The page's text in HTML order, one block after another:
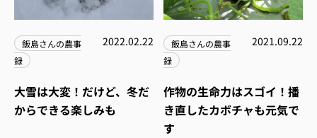
飯島さんの農事
録
2022.02.22
大雪は大変！だけど、冬だ
からできる楽しみも
飯島さんの農事
録
2021.09.22
作物の生命力はスゴイ！播
き直したカボチャも元気で
す